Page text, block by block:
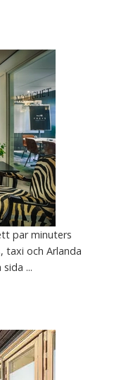
par minuters
taxi och Arlanda
...